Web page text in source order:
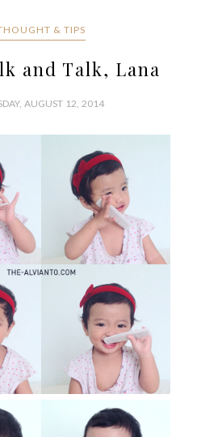
& TIPS
and Talk, Lana
AUGUST 12, 2014